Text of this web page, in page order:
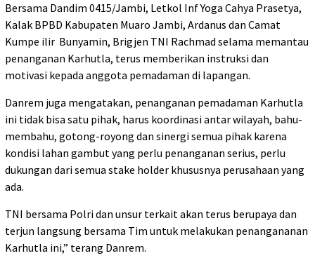
Bersama Dandim 0415/Jambi, Letkol Inf Yoga Cahya Prasetya,
Kalak BPBD Kabupaten Muaro Jambi, Ardanus dan Camat
Kumpe ilir Bunyamin, Brigjen TNI Rachmad selama memantau
penanganan Karhutla, terus memberikan instruksi dan
motivasi kepada anggota pemadaman di lapangan.
Danrem juga mengatakan, penanganan pemadaman Karhutla
ini tidak bisa satu pihak, harus koordinasi antar wilayah, bahu-
membahu, gotong-royong dan sinergi semua pihak karena
kondisi lahan gambut yang perlu penanganan serius, perlu
dukungan dari semua stake holder khususnya perusahaan yang
ada.
TNI bersama Polri dan unsur terkait akan terus berupaya dan
terjun langsung bersama Tim untuk melakukan penangananan
Karhutla ini,” terang Danrem.